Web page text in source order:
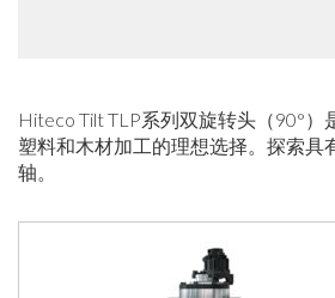
Hiteco Tilt TLP系列双旋转头（90°）
塑料和木材加工的理想选择。探索具
轴。